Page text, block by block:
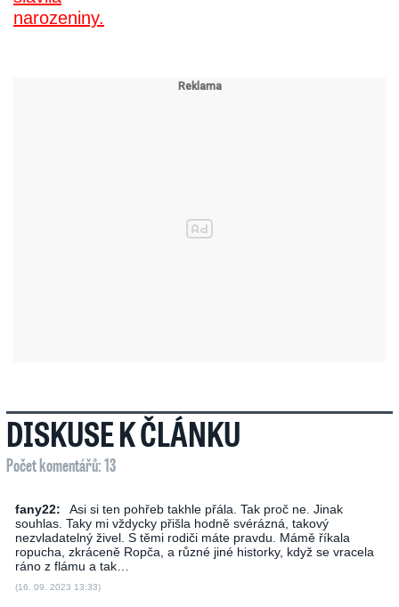
DISKUSE K ČLÁNKU
Počet komentářů: 13
fany22:
Asi si ten pohřeb takhle přála. Tak proč ne. Jinak
souhlas. Taky mi vždycky přišla hodně svérázná, takový
nezvladatelný živel. S těmi rodiči máte pravdu. Mámě říkala
ropucha, zkráceně Ropča, a různé jiné historky, když se vracela
ráno z flámu a tak…
(16. 09. 2023 13:33)